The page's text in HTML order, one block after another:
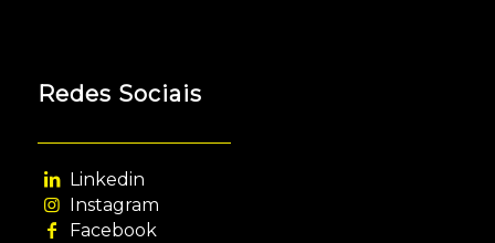
Redes Sociais
Linkedin
Instagram
Facebook